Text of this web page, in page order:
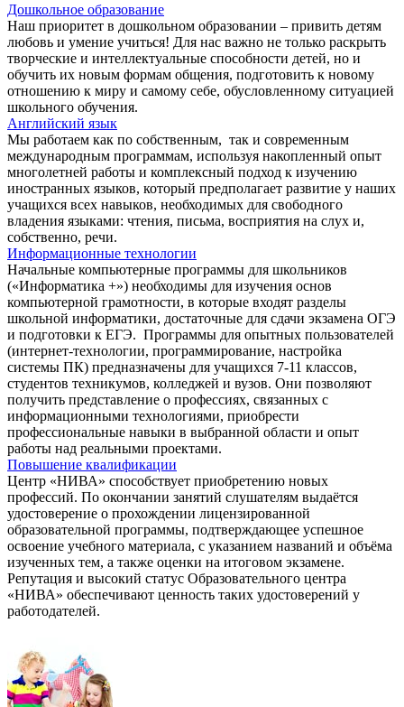
Дошкольное образование
Наш приоритет в дошкольном образовании – привить детям
любовь и умение учиться! Для нас важно не только раскрыть
творческие и интеллектуальные способности детей, но и
обучить их новым формам общения, подготовить к новому
отношению к миру и самому себе, обусловленному ситуацией
школьного обучения.
Английский язык
Мы работаем как по собственным, так и современным
международным программам, используя накопленный опыт
многолетней работы и комплексный подход к изучению
иностранных языков, который предполагает развитие у наших
учащихся всех навыков, необходимых для свободного
владения языками: чтения, письма, восприятия на слух и,
собственно, речи.
Информационные технологии
Начальные компьютерные программы для школьников
(«Информатика +») необходимы для изучения основ
компьютерной грамотности, в которые входят разделы
школьной информатики, достаточные для сдачи экзамена ОГЭ
и подготовки к ЕГЭ. Программы для опытных пользователей
(интернет-технологии, программирование, настройка
системы ПК) предназначены для учащихся 7-11 классов,
студентов техникумов, колледжей и вузов. Они позволяют
получить представление о профессиях, связанных с
информационными технологиями, приобрести
профессиональные навыки в выбранной области и опыт
работы над реальными проектами.
Повышение квалификации
Центр «НИВА» способствует приобретению новых
профессий. По окончании занятий слушателям выдаётся
удостоверение о прохождении лицензированной
образовательной программы, подтверждающее успешное
освоение учебного материала, с указанием названий и объёма
изученных тем, а также оценки на итоговом экзамене.
Репутация и высокий статус Образовательного центра
«НИВА» обеспечивают ценность таких удостоверений у
работодателей.